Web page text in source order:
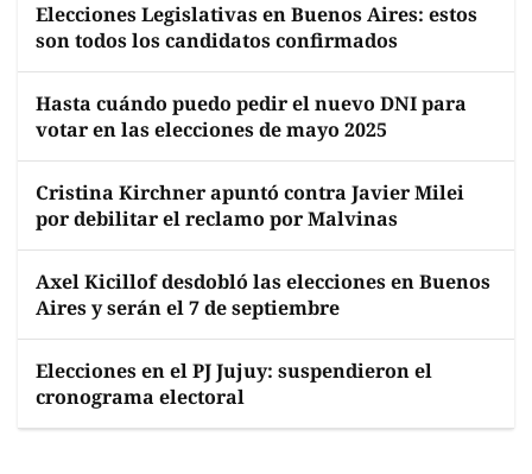
Elecciones Legislativas en Buenos Aires: estos
son todos los candidatos confirmados
Hasta cuándo puedo pedir el nuevo DNI para
votar en las elecciones de mayo 2025
Cristina Kirchner apuntó contra Javier Milei
por debilitar el reclamo por Malvinas
Axel Kicillof desdobló las elecciones en Buenos
Aires y serán el 7 de septiembre
Elecciones en el PJ Jujuy: suspendieron el
cronograma electoral